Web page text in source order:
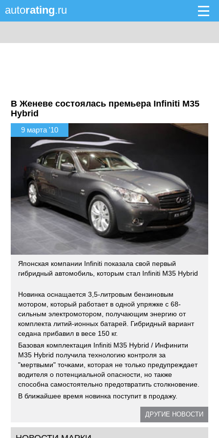
autorating.ru
В Женеве состоялась премьера Infiniti M35
Hybrid
9 марта '10
Японская компании Infiniti показала свой первый
гибридный автомобиль, которым стал Infiniti M35 Hybrid
Новинка оснащается 3,5-литровым бензиновым
мотором, который работает в одной упряжке с 68-
сильным электромотором, получающим энергию от
комплекта литий-ионных батарей. Гибридный вариант
седана прибавил в весе 150 кг.
Базовая комплектация Infiniti M35 Hybrid / Инфинити
M35 Hybrid получила технологию контроля за
"мертвыми" точками, которая не только предупреждает
водителя о потенциальной опасности, но также
способна самостоятельно предотвратить столкновение.
В ближайшее время новинка поступит в продажу.
ДРУГИЕ НОВОСТИ